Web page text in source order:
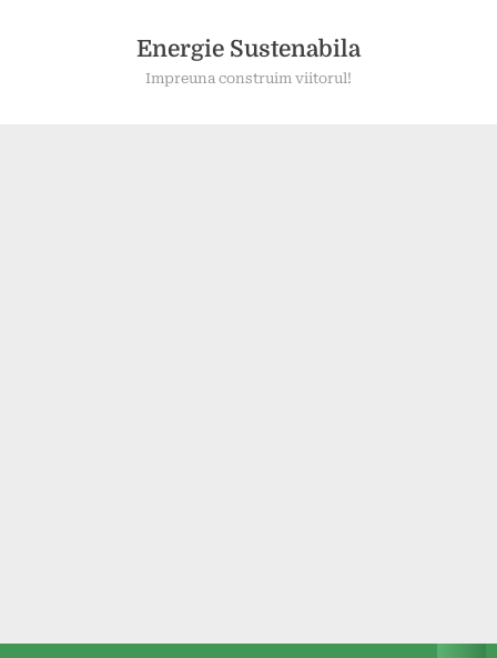
Energie Sustenabila
Impreuna construim viitorul!